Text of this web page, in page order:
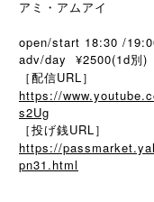
アミ・アムアイ
open/start 18:30 /
adv/day ¥2500(1d別)
［配信URL］
https://
s2Ug
［投げ銭URL］
https://
pn31.html